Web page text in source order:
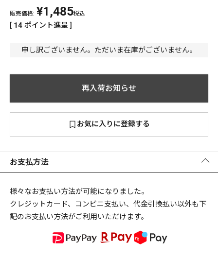
PREMIUM ［ オンライン限定 ］
2026NEW PRODUCTS
新作
リセット この内容で検索する
申し訳ございません。ただいま在庫がございません。
販売価格: ¥1,485税込
[ 14 ポイント進呈 ]
再入荷お知らせ
お気に入りに登録する
お支払方法
様々なお支払い方法が可能になりました。
クレジットカード、コンビニ支払い、代金引換払い以外も下
記のお支払い方法がご利用いただけます。